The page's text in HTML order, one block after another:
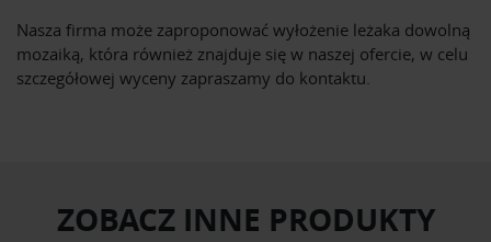
Nasza firma może zaproponować wyłożenie leżaka dowolną
mozaiką, która również znajduje się w naszej ofercie, w celu
szczegółowej wyceny zapraszamy do kontaktu.
ZOBACZ INNE PRODUKTY